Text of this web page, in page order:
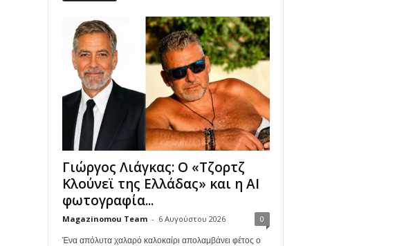
Γιώργος Λιάγκας: Ο «Τζορτζ
Κλούνεϊ της Ελλάδας» και η AI
φωτογραφία...
Magazinomou Team - 6 Αυγούστου 2026 0
Ένα απόλυτα χαλαρό καλοκαίρι απολαμβάνει φέτος ο